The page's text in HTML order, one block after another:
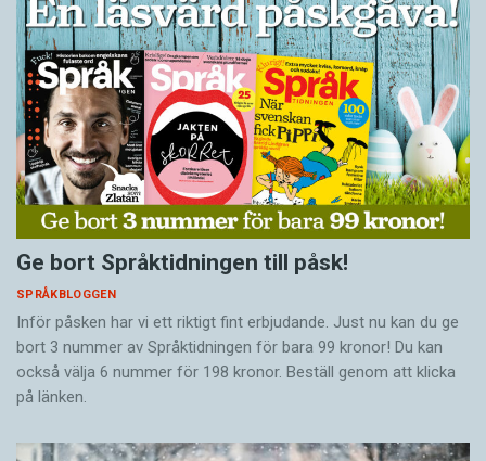
Ge bort Språktidningen till påsk!
SPRÅKBLOGGEN
Inför påsken har vi ett riktigt fint erbjudande. Just nu kan du ge
bort 3 nummer av Språktidningen för bara 99 kronor! Du kan
också välja 6 nummer för 198 kronor. Beställ genom att klicka
på länken.